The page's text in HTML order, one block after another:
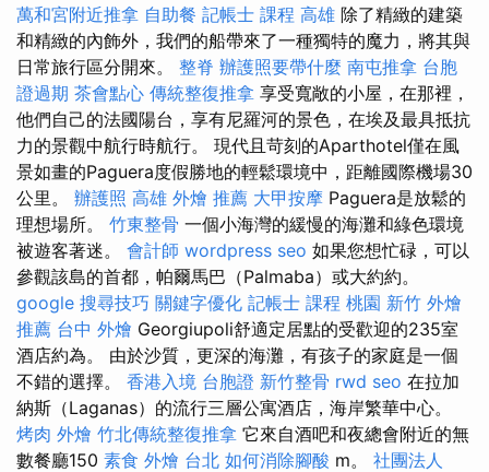
萬和宮附近推拿 自助餐 記帳士 課程 高雄 除了精緻的建築
和精緻的內飾外，我們的船帶來了一種獨特的魔力，將其與
日常旅行區分開來。 整脊 辦護照要帶什麼 南屯推拿 台胞
證過期 茶會點心 傳統整復推拿 享受寬敞的小屋，在那裡，
他們自己的法國陽台，享有尼羅河的景色，在埃及最具抵抗
力的景觀中航行時航行。 現代且苛刻的Aparthotel僅在風
景如畫的Paguera度假勝地的輕鬆環境中，距離國際機場30
公里。 辦護照 高雄 外燴 推薦 大甲按摩 Paguera是放鬆的
理想場所。 竹東整骨 一個小海灣的緩慢的海灘和綠色環境
被遊客著迷。 會計師 wordpress seo 如果您想忙碌，可以
參觀該島的首都，帕爾馬巴（Palmaba）或大約約。
google 搜尋技巧 關鍵字優化 記帳士 課程 桃園 新竹 外燴
推薦 台中 外燴 Georgiupoli舒適定居點的受歡迎的235室
酒店約為。 由於沙質，更深的海灘，有孩子的家庭是一個
不錯的選擇。 香港入境 台胞證 新竹整骨 rwd seo 在拉加
納斯（Laganas）的流行三層公寓酒店，海岸繁華中心。
烤肉 外燴 竹北傳統整復推拿 它來自酒吧和夜總會附近的無
數餐廳150 素食 外燴 台北 如何消除腳酸 m。 社團法人